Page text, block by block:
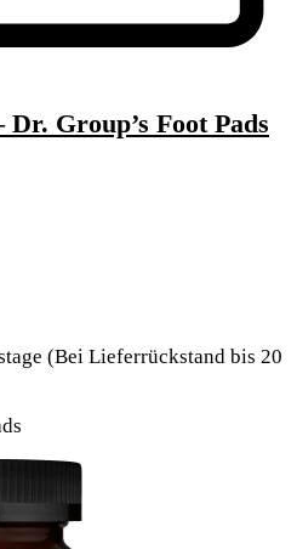
Group’s Foot Pads
(Bei Lieferrückstand bis 20